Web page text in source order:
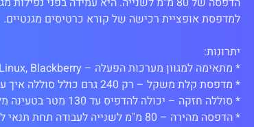
* הדפסה מהירה – 80 מ"מ לשנייה לעבודה תחת תנאי לחץ